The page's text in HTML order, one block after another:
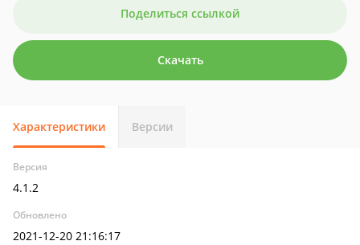
Поделиться ссылкой
Скачать
Характеристики Версии
Версия
4.1.2
Обновлено
2021-12-20 21:16:17